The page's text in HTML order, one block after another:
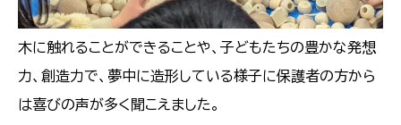
木に触れることができることや、子どもたちの豊かな発想
力、創造力で、夢中に造形している様子に保護者の方から
は喜びの声が多く聞こえました。